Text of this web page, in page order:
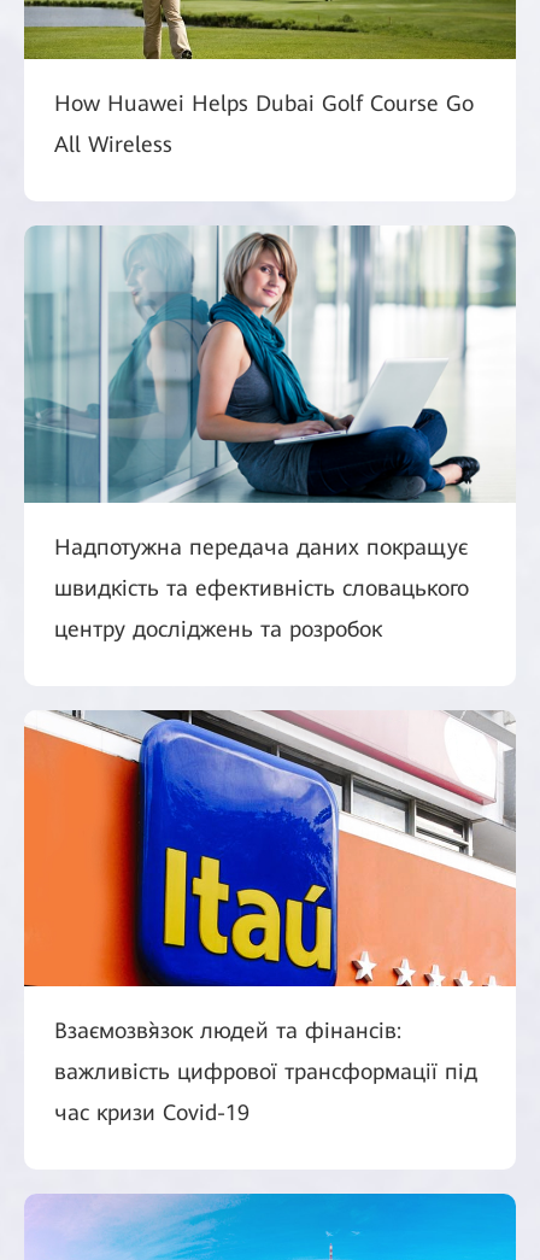
How Huawei Helps Dubai Golf Course Go
All Wireless
Надпотужна передача даних покращує
швидкість та ефективність словацького
центру досліджень та розробок
Взаємозв`язок людей та фінансів:
важливість цифрової трансформації під
час кризи Covid-19